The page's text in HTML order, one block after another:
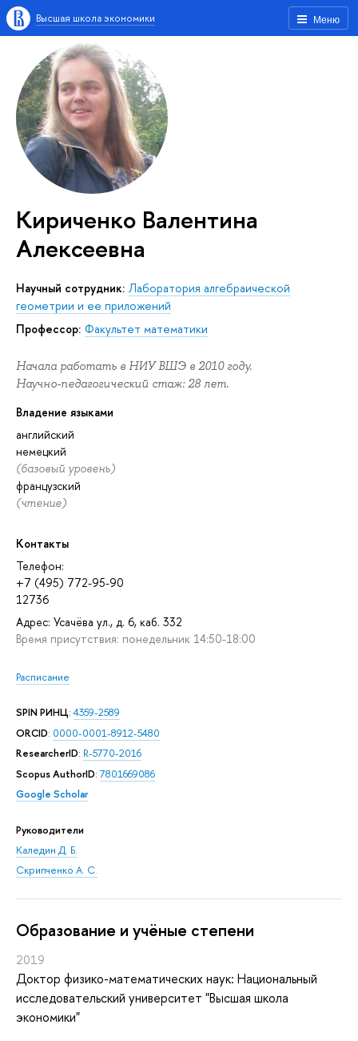
Меню
Высшая школа экономики
Кириченко Валентина
Алексеевна
Научный сотрудник: Лаборатория алгебраической
геометрии и ее приложений
профессор: Факультет математики
Начала работать в НИУ ВШЭ в 2010 году.
Научно-педагогический стаж: 28 лет.
Владение языками
английский
немецкий
(базовый уровень)
французский
(чтение)
Контакты
Телефон:
+7 (495) 772-95-90
12736
Адрес: Усачёва ул., д. 6, каб. 332
Время присутствия: понедельник 14:50-18:00
Расписание
SPIN РИНЦ:4359-2589
ORCID: 0000-0001-8912-5480
ResearcherID: R-5770-2016
Scopus AuthorID:7801669086
Google Scholar
Руководители
Каледин Д. Б.
Скрипченко А. С.
Oбразование и учёные степени
2019
Доктор физико-математических наук: Национальный
исследовательский университет "Высшая школа
экономики"